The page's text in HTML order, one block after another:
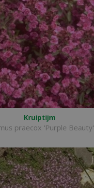
Kruiptijm
praecox 'Purple Beauty'